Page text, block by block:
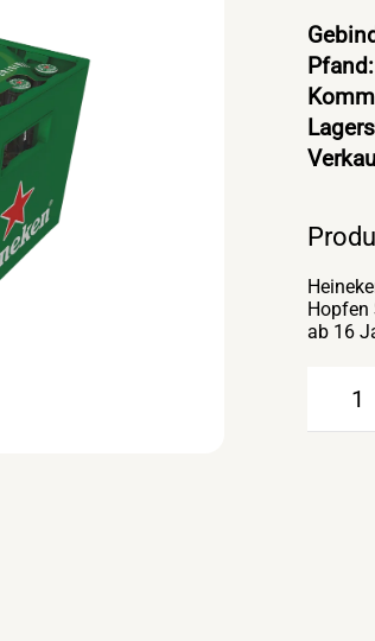
Pfand:
Hopfen
ab 16
24×0,33lt